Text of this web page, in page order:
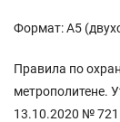
Формат: А5
Правила по
метрополитене.
13.10.2020 №